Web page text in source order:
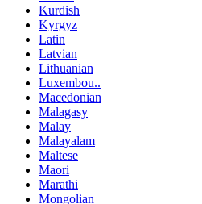
Kurdish
Kyrgyz
Latin
Latvian
Lithuanian
Luxembou..
Macedonian
Malagasy
Malay
Malayalam
Maltese
Maori
Marathi
Mongolian